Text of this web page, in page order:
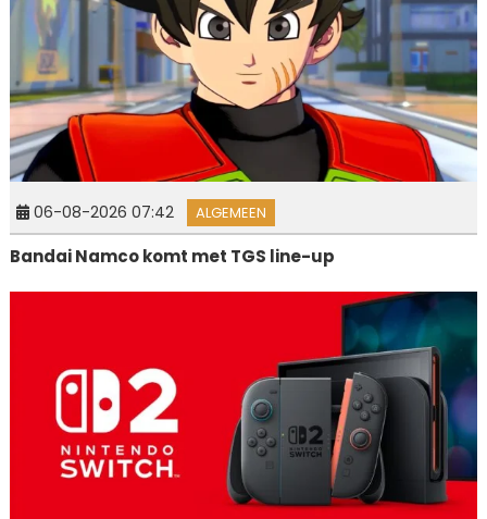
06-08-2026 07:42 ALGEMEEN
Bandai Namco komt met TGS line-up